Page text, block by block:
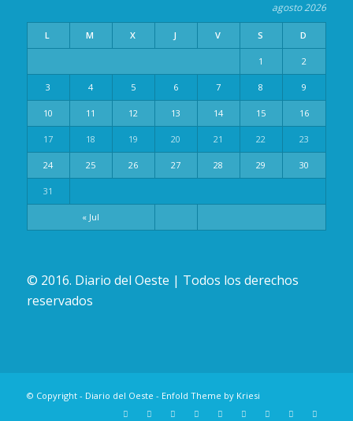
agosto 2026
L M X J V S D
« Jul
1 2
3 4 5 6 7 8 9
10 11 12 13 14 15 16
17 18 19 20 21 22 23
24 25 26 27 28 29 30
31
© 2016. Diario del Oeste | Todos los derechos
reservados
© Copyright - Diario del Oeste - Enfold Theme by Kriesi